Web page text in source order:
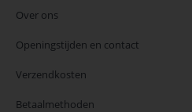
Over ons
Openingstijden en contact
Verzendkosten
Betaalmethoden